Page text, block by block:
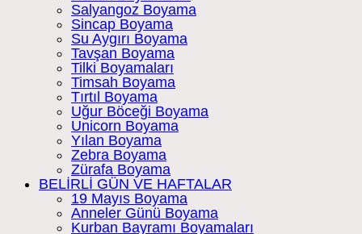
Salyangoz Boyama
Sincap Boyama
Su Aygırı Boyama
Tavşan Boyama
Tilki Boyamaları
Timsah Boyama
Tırtıl Boyama
Uğur Böceği Boyama
Unicorn Boyama
Yılan Boyama
Zebra Boyama
Zürafa Boyama
BELİRLİ GÜN VE HAFTALAR
19 Mayıs Boyama
Anneler Günü Boyama
Kurban Bayramı Boyamaları